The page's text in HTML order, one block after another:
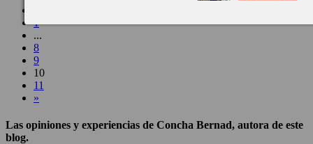
1
...
8
9
10
11
»
Las opiniones y experiencias de Concha Bernad, autora de este
blog.